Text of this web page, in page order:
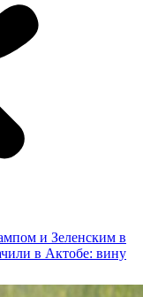
и Зеленским в
в Актобе: вину